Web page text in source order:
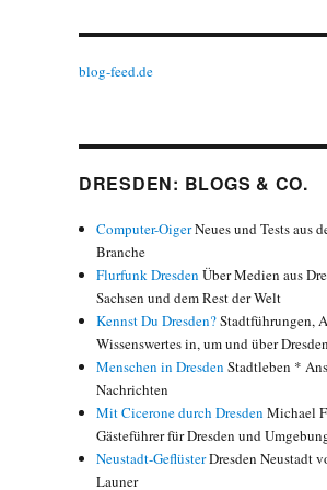
blog-feed.de
DRESDEN: BLOGS & CO.
Computer-OigerNeues und Tests aus
Branche
Flurfunk Dresden Über Medien aus
Sachsen und dem Rest der Welt
Kennst Du Dresden?Stadtführungen,
Wissenswertes in, um und über Dresden
Menschen in Dresden Stadtleben *
Nachrichten
Mit Cicerone durch Dresden Michael
Gästeführer für Dresden und
Neustadt-GeflüsterDresden Neustadt
Launer